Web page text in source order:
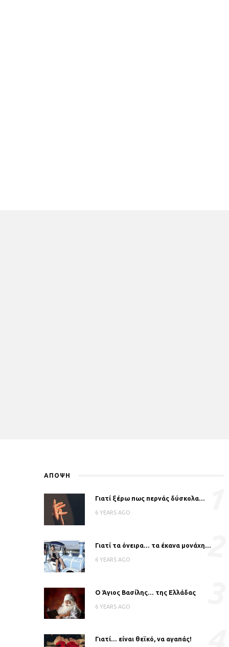
ΑΠΟΨΗ
Γιατί ξέρω πως περνάς δύσκολα…
6 YEARS AGO
Γιατί τα όνειρα… τα έκανα μονάχη…
6 YEARS AGO 2
Ο Άγιος Βασίλης… της Ελλάδας
6 YEARS AGO
Γιατί… είναι θεϊκό, να αγαπάς!